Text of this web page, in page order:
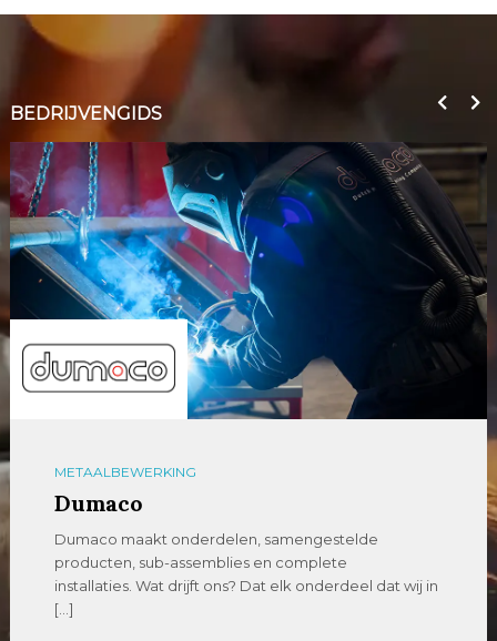
BEDRIJVENGIDS
METAALBEWERKING
Dumaco
Dumaco maakt onderdelen, samengestelde
producten, sub-assemblies en complete
installaties. Wat drijft ons? Dat elk onderdeel dat wij in
[…]